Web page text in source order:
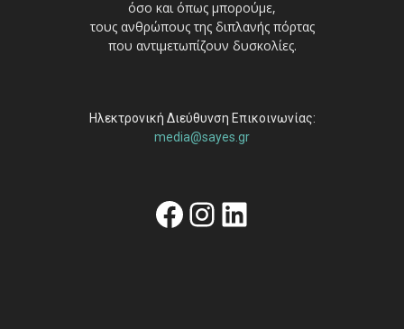
όσο και όπως μπορούμε,
τους ανθρώπους της διπλανής πόρτας
που αντιμετωπίζουν δυσκολίες.
Ηλεκτρονική Διεύθυνση Επικοινωνίας:
media@sayes.gr
Facebook
Instagram
Linkedin